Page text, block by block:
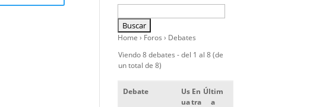
Home › Foros › Debates
Viendo 8 debates - del 1 al 8 (de
un total de 8)
Debate
Us
ua
En
tra
Últim
a